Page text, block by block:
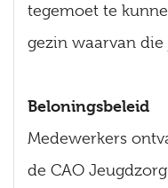
tegemoet te
gezin waarvan die
Beloningsbeleid
Medewerkers
de CAO